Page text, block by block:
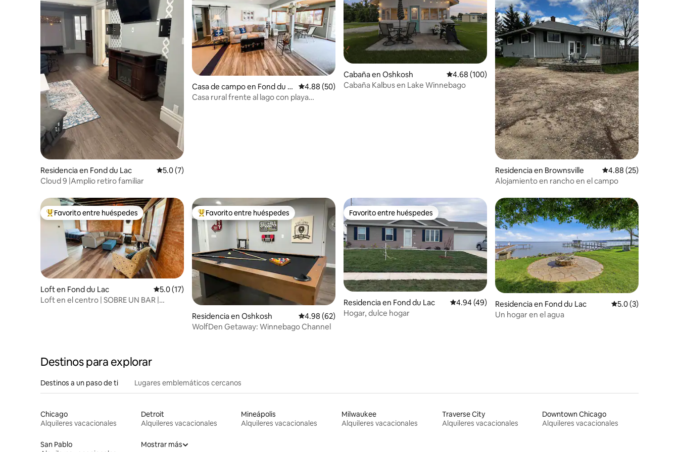
Residencia en Fond du Lac Calificación promedio: 5.0 de 5; 7 evaluaciones
5.0 (7)
Cloud 9 |Amplio retiro familiar
Casa de campo en Fond du L
ac
Calificación promedio: 4.88 de 5; 50 evaluaciones
4.88 (50)
Casa rural frente al lago con playa
Cabaña en Oshkosh Calificación promedio: 4.68 de 5; 100 evaluaciones
4.68 (100)
Cabaña Kalbus en Lake Winnebago
Residencia en Brownsville Calificación
4.88 (25)
Alojamiento en rancho en el campo
De los mejores en Favorito entre huéspedes
Favorito entre huéspedes
Loft en Fond du Lac Calificación promedio: 5.0 de 5; 17 evaluaciones
5.0 (17)
Loft en el centro | SOBRE UN BAR |
De los mejores en Favorito entre huéspedes
Favorito entre huéspedes
Residencia en Oshkosh Calificación promedio: 4.98 de 5; 62 evaluaciones
4.98 (62)
WolfDen Getaway: Winnebago Channel
Favorito entre huéspedes
Favorito entre huéspedes
Residencia en Fond du Lac Calificación promedio: 4.94 de 5; 49 evaluaciones
4.94 (49)
Hogar, dulce hogar
Residencia en Fond du Lac Calificación
5.0 (3)
Un hogar en el agua
Destinos para explorar
Destinos a un paso de ti Lugares emblemáticos cercanos
Chicago
Alquileres vacacionales
Detroit
Alquileres vacacionales
Mineápolis
Alquileres vacacionales
Milwaukee
Alquileres vacacionales
Traverse City
Alquileres vacacionales
Downtown Chicago
Alquileres vacacionales
San Pablo
Mostrar más